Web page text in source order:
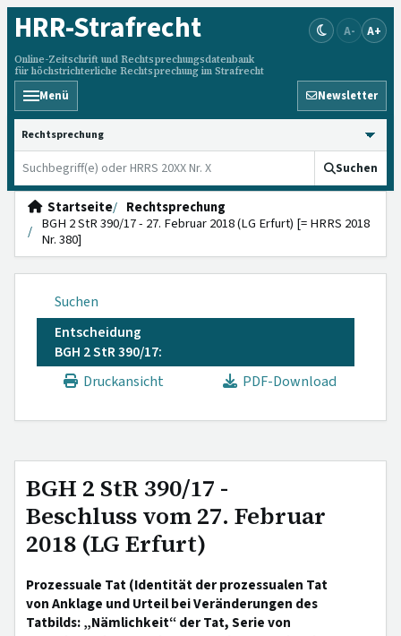
HRR-Strafrecht
Online-Zeitschrift und Rechtsprechungsdatenbank
für höchstrichterliche Rechtsprechung im Strafrecht
A- A+
Menü Newsletter
HRRS durchsuchen
Suchen
Startseite
Rechtsprechung
BGH 2 StR 390/17 - 27. Februar 2018 (LG Erfurt) [= HRRS 2018
Nr. 380]
Suchen
Entscheidung
BGH 2 StR 390/17:
Druckansicht
PDF-Download
BGH 2 StR 390/17 -
Beschluss vom 27. Februar
2018 (LG Erfurt)
Prozessuale Tat (Identität der prozessualen Tat
von Anklage und Urteil bei Veränderungen des
Tatbilds: „Nämlichkeit“ der Tat, Serie von